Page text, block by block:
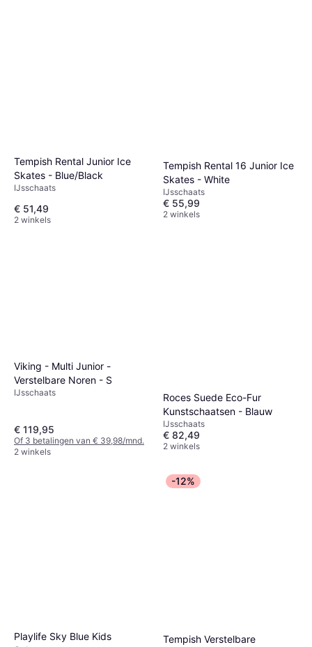
Tempish Rental Junior Ice
Skates - Blue/Black
IJsschaats
€ 51,49
2 winkels
Tempish Rental 16 Junior Ice
Skates - White
IJsschaats
€ 55,99
2 winkels
Viking - Multi Junior -
Verstelbare Noren - S
IJsschaats
€ 119,95
Of 3 betalingen van € 39,98/mnd.
2 winkels
Roces Suede Eco-Fur
Kunstschaatsen - Blauw
IJsschaats
€ 82,49
2 winkels
Playlife Sky Blue Kids
-12%
Tempish Verstelbare